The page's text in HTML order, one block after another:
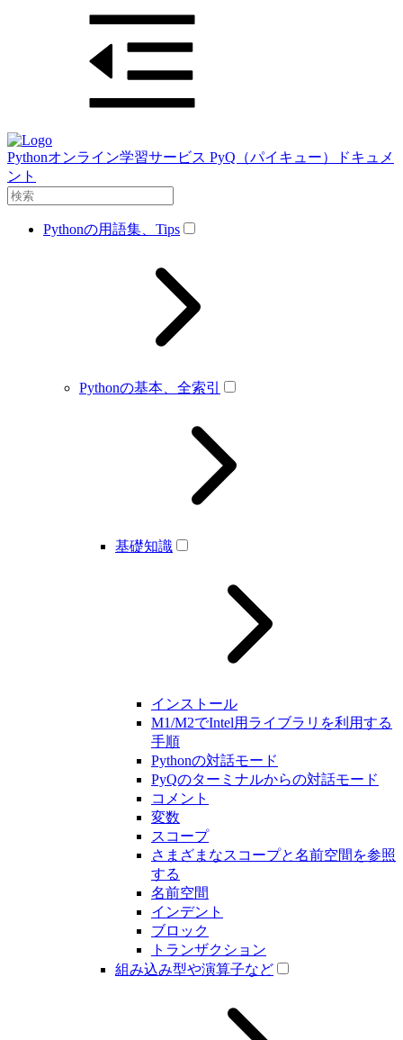
Pythonオンライン学習サービス PyQ（パイキュー）ドキュメ
ント
Pythonの用語集、Tips
Pythonの基本、全索引
基礎知識
インストール
M1/M2でIntel用ライブラリを利用する
手順
Pythonの対話モード
PyQのターミナルからの対話モード
コメント
変数
スコープ
さまざまなスコープと名前空間を参照
する
名前空間
インデント
ブロック
トランザクション
組み込み型や演算子など